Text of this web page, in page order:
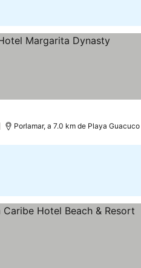
Porlamar, a 7.0 km de Playa Guacuco